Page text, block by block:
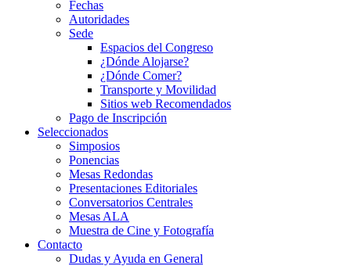
Fechas
Autoridades
Sede
Espacios del Congreso
¿Dónde Alojarse?
¿Dónde Comer?
Transporte y Movilidad
Sitios web Recomendados
Pago de Inscripción
Seleccionados
Simposios
Ponencias
Mesas Redondas
Presentaciones Editoriales
Conversatorios Centrales
Mesas ALA
Muestra de Cine y Fotografía
Contacto
Dudas y Ayuda en General